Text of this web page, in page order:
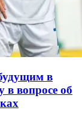
в
в вопросе об